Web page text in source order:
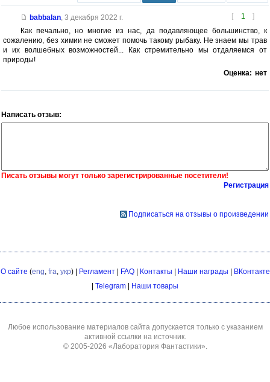
[ 1 ]
babbalan, 3 декабря 2022 г.
Как печально, но многие из нас, да подавляющее большинство, к
сожалению, без химии не сможет помочь такому рыбаку. Не знаем мы трав
и их волшебных возможностей... Как стремительно мы отдаляемся от
природы!
Оценка: нет
Написать отзыв:
Писать отзывы могут только зарегистрированные посетители!
Регистрация
Подписаться на отзывы о произведении
О сайте (eng fra укр) | Регламент| FAQ| Контакты | Наши награды | ВКонтакте
| Telegram | Наши товары
Любое использование материалов сайта допускается только с указанием
активной ссылки на источник.
© 2005-2026 «Лаборатория Фантастики»